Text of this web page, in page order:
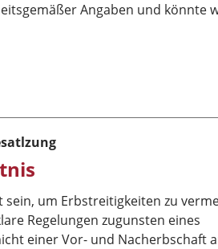
Angaben und könnte
um Erbstreitigkeiten zu
Regelungen zugunsten eines
einer Vor- und Nacherbschaft